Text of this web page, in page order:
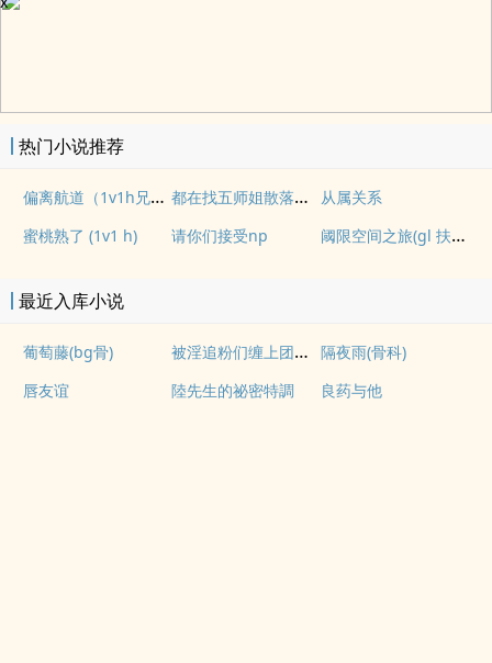
热门小说推荐
偏离航道（1v1h兄妹骨科bg） 都在找五师姐散落的法宝
从属关系
蜜桃熟了 (1v1 h)
请你们接受np 阈限空间之旅(gl 扶她)
最近入库小说
葡萄藤(bg骨) 被淫追粉们缠上团播女主播(露出NPH)
隔夜雨(骨科)
唇友谊
陸先生的祕密特調 良药与他